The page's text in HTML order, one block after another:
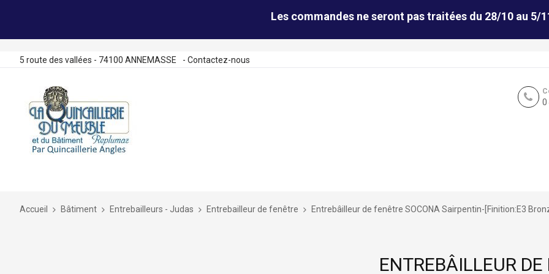
Les commandes ne seront pas traitées du 28/10 au 5/
5 route des vallées - 74100 ANNEMASSE - Contactez-nous
Accueil Bâtiment Entrebailleurs - Judas Entrebailleur de fenêtre Entrebâilleur de fenêtre SOCONA Sairpentin-[Finition:E3
ENTREBÂILLEUR